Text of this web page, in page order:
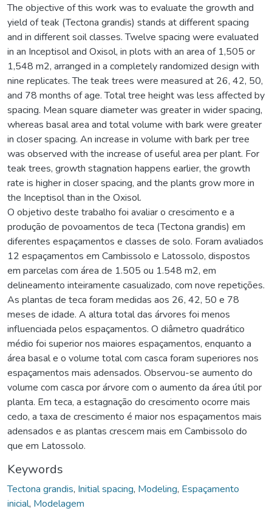
The objective of this work was to evaluate the growth and
yield of teak (Tectona grandis) stands at different spacing
and in different soil classes. Twelve spacing were evaluated
in an Inceptisol and Oxisol, in plots with an area of 1,505 or
1,548 m2, arranged in a completely randomized design with
nine replicates. The teak trees were measured at 26, 42, 50,
and 78 months of age. Total tree height was less affected by
spacing. Mean square diameter was greater in wider spacing,
whereas basal area and total volume with bark were greater
in closer spacing. An increase in volume with bark per tree
was observed with the increase of useful area per plant. For
teak trees, growth stagnation happens earlier, the growth
rate is higher in closer spacing, and the plants grow more in
the Inceptisol than in the Oxisol.
O objetivo deste trabalho foi avaliar o crescimento e a
produção de povoamentos de teca (Tectona grandis) em
diferentes espaçamentos e classes de solo. Foram avaliados
12 espaçamentos em Cambissolo e Latossolo, dispostos
em parcelas com área de 1.505 ou 1.548 m2, em
delineamento inteiramente casualizado, com nove repetições.
As plantas de teca foram medidas aos 26, 42, 50 e 78
meses de idade. A altura total das árvores foi menos
influenciada pelos espaçamentos. O diâmetro quadrático
médio foi superior nos maiores espaçamentos, enquanto a
área basal e o volume total com casca foram superiores nos
espaçamentos mais adensados. Observou-se aumento do
volume com casca por árvore com o aumento da área útil por
planta. Em teca, a estagnação do crescimento ocorre mais
cedo, a taxa de crescimento é maior nos espaçamentos mais
adensados e as plantas crescem mais em Cambissolo do
que em Latossolo.
Keywords
Tectona grandis, Initial spacing, Modeling, Espaçamento
inicial, Modelagem